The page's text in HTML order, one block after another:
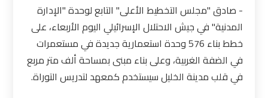
- صادق "مجلس التخطيط الأعلى" التابع لوحدة "الإدارة
المدنية" في جيش الاحتلال الإسرائيلي اليوم الأربعاء، على
خطط بناء 576 وحدة استعمارية جديدة في مستعمرات
في الضفة الغربية، وعلى بناء مبنى بمساحة ألف متر مربع
في قلب مدينة الخليل سيستخدم كمعهد لتدريس التوراة.